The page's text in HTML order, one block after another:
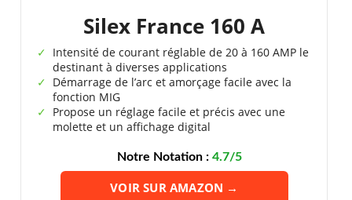
Silex France 160 A
Intensité de courant réglable de 20 à 160 AMP le
destinant à diverses applications
Démarrage de l’arc et amorçage facile avec la
fonction MIG
Propose un réglage facile et précis avec une
molette et un affichage digital
Notre Notation :4.7/5
VOIR SUR AMAZON →